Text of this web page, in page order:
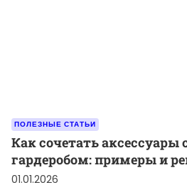
ПОЛЕЗНЫЕ СТАТЬИ
Как сочетать
гардеробом: примеры и
01.01.2026